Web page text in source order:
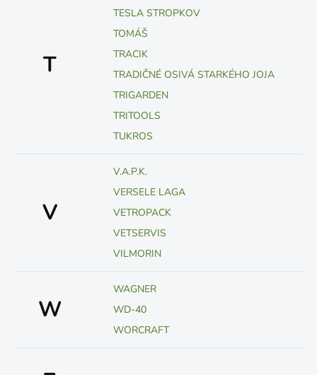
T
TESLA STROPKOV
TOMÁŠ
TRACIK
TRADIČNÉ OSIVÁ STARKÉHO JOJA
TRIGARDEN
TRITOOLS
TUKROS
V
V.A.P.K.
VERSELE LAGA
VETROPACK
VETSERVIS
VILMORIN
W
WAGNER
WD-40
WORCRAFT